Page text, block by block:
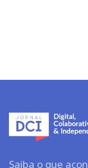
Saiba o que